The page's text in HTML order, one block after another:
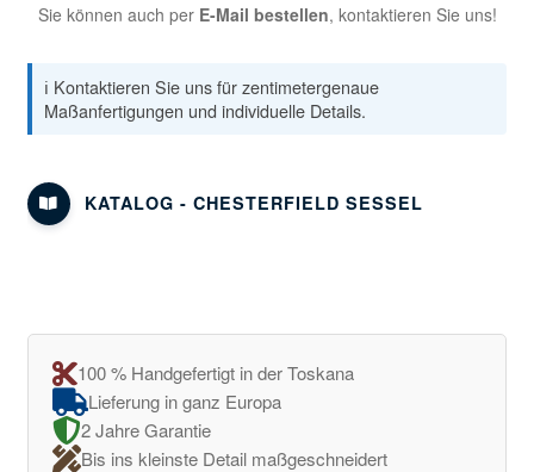
Sie können auch per E-Mail bestellen, kontaktieren Sie uns!
ℹ️ Kontaktieren Sie uns für zentimetergenaue
Maßanfertigungen und individuelle Details.
KATALOG - CHESTERFIELD SESSEL
100 % Handgefertigt in der Toskana
Lieferung in ganz Europa
2 Jahre Garantie
Bis ins kleinste Detail maßgeschneidert